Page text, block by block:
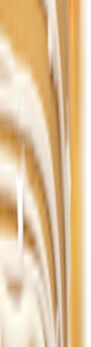
мясо
морепродукты
морепродуктов
рыба
напитки
масло